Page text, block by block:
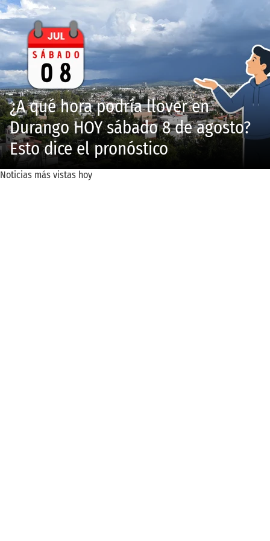
¿A qué hora podría llover en
Durango HOY sábado 8 de agosto?
Esto dice el pronóstico
Noticias más vistas hoy